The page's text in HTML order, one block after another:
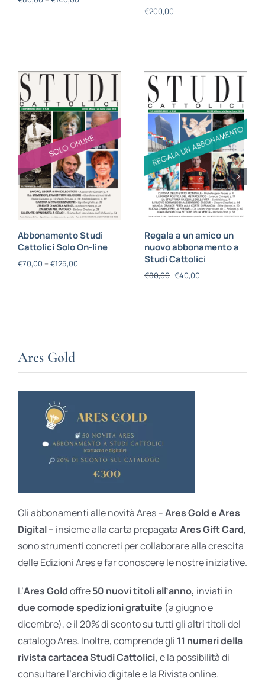
€200,00
Abbonamento Studi
Cattolici Solo On-line
€70,00 – €125,00
Regala a un amico un
nuovo abbonamento a
Studi Cattolici
€80,00 €40,00
Ares Gold
Gli abbonamenti alle novità Ares –Ares Gold e Ares
Digital– insieme alla carta prepagataAres Gift Card,
sono strumenti concreti per collaborare alla crescita
delle Edizioni Ares e far conoscere le nostre iniziative.
L’Ares Goldoffre50 nuovi titoli all’anno, inviati in
due comode spedizioni gratuite (a giugno e
dicembre), e il 20% di sconto su tutti gli altri titoli del
catalogo Ares. Inoltre, comprende gli 11 numeri della
rivista cartacea Studi Cattolici, e la possibilità di
consultare l’archivio digitale e la Rivista online.